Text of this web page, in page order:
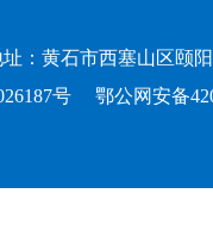
：黄石市西塞山区颐
号 鄂公网安备